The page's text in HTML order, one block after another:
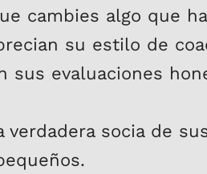
cambies algo que
su estilo de
sus evaluaciones
verdadera socia de